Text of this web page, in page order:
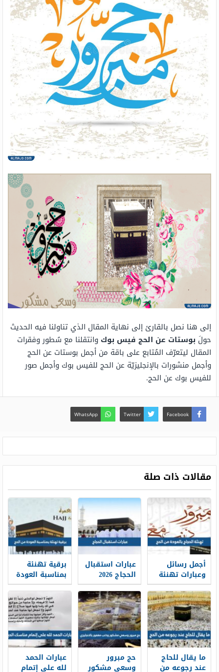
إلى هنا نصل بالقارئ إلى نهاية المقال الذي تناولنا فيه الحديث
حولَ بوستات عن الحج فيس بوك وانتقلنا مع سُطور وفقرات
المقال ليتعرّف المُتابع على باقة من أجمل بوستات عن الحج
وأجمل منشورات بالإنجليزيّة عن الحج للفيس بوك وأجمل صور
للفيس بوك عن الحج.
Facebook
Twitter
WhatsApp
مقالات ذات صلة
أجمل رسائل
وعبارات تهنئة
الحجاج بالعودة
من الحج 2026
بالصور
عبارات استقبال
الحجاج 2026
مكتوبة وبالصور
برقية تهنئة
بمناسبة العودة
من الحج جاهزة
للطباعة
ما يقال للحاج
عند رجوعه من
حج مبرور
وسعي مشكور
عبارات الحمد
لله على إتمام